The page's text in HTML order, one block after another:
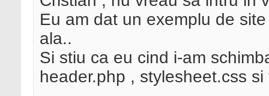
Eu am dat un exemplu de
ala..
Si stiu ca eu cind i-am
header.php , stylesheet.css